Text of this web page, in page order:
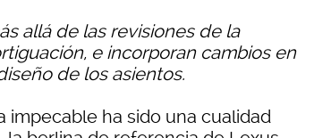
allá de las revisiones de la
e incorporan cambios en
de los asientos.
impecable ha sido una cualidad